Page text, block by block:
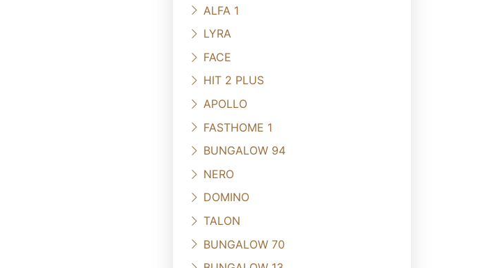
ALFA 1
LYRA
FACE
HIT 2 PLUS
APOLLO
FASTHOME 1
BUNGALOW 94
NERO
DOMINO
TALON
BUNGALOW 70